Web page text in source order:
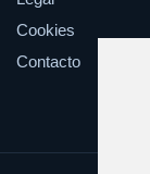
Cookies
Contacto